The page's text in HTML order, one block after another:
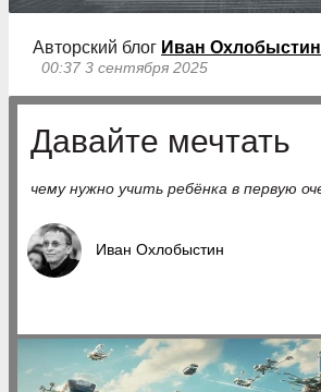
Авторский блог Иван Охлобыстин
00:37 3 сентября 2025
Давайте мечтать
чему нужно учить ребёнка в первую
Иван Охлобыстин